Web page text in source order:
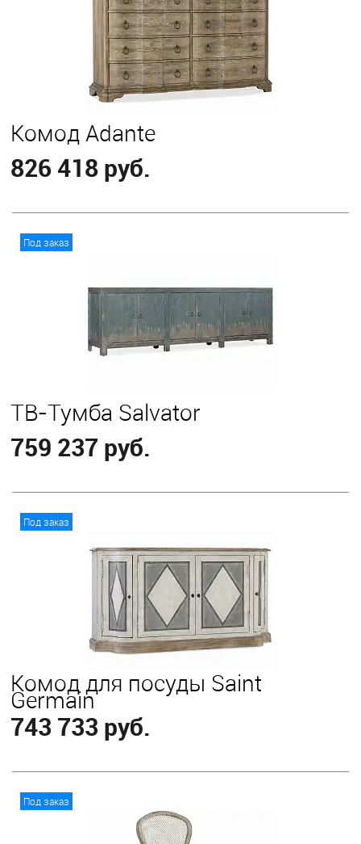
Комод Adante
826 418 руб.
Под заказ
ТВ-Тумба Salvator
759 237 руб.
Под заказ
Комод для посуды Saint
Germain
743 733 руб.
Под заказ